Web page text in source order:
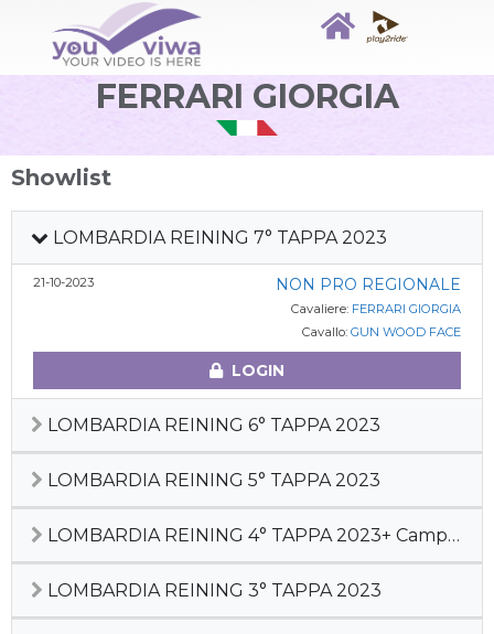
FERRARI GIORGIA
Showlist
LOMBARDIA REINING 7° TAPPA 2023
21-10-2023 NON PRO REGIONALE
Cavaliere: FERRARI GIORGIA
Cavallo: GUN WOOD FACE
LOGIN
LOMBARDIA REINING 6° TAPPA 2023
LOMBARDIA REINING 5° TAPPA 2023
LOMBARDIA REINING 4° TAPPA 2023+ Camp Squadre Ita
LOMBARDIA REINING 3° TAPPA 2023